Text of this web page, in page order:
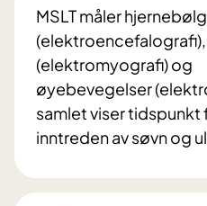
MSLT måler
(elektromyografi) og
øyebevegelser
samlet viser tidspunkt
inntreden av søvn og